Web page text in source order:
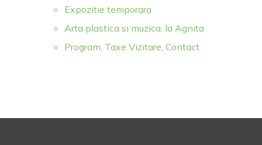
Expozitie temporara
Arta plastica si muzica, la Agnita
Program, Taxe Vizitare, Contact